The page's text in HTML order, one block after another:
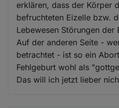
erklären, dass der Körper
befruchteten Eizelle bzw.
Lebewesen Störungen der
Auf der anderen Seite -
betrachtet - ist so ein
Fehlgeburt wohl als
Das will ich jetzt lieber